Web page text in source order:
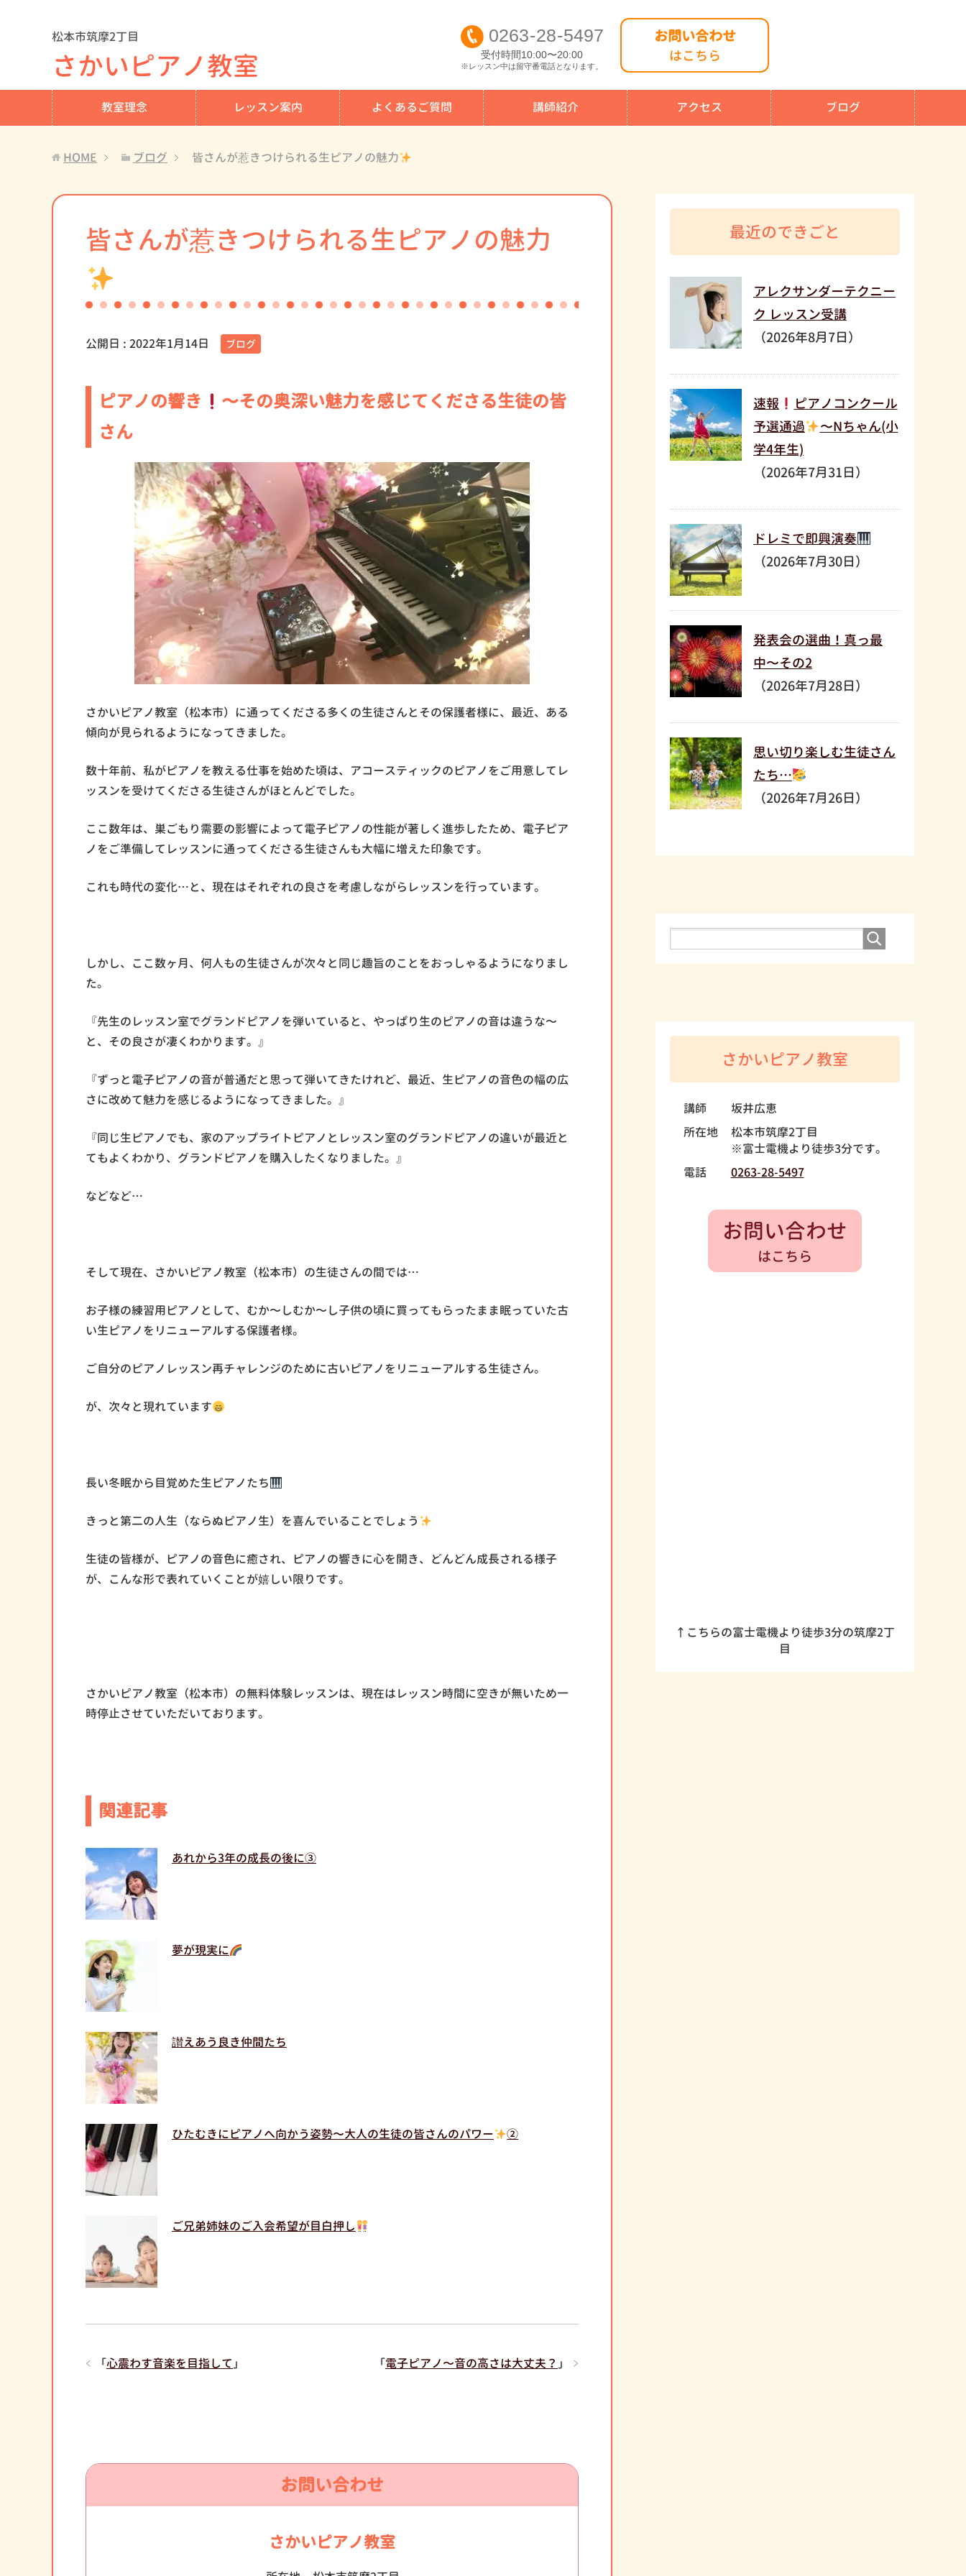
松本市筑摩2丁目
さかいピアノ教室
0263-28-5497
受付時間10:00〜20:00
※レッスン中は留守番電話となります。
お問い合わせ
はこちら
教室理念 レッスン案内 よくあるご質問 講師紹介 アクセス ブログ
HOME ブログ 皆さんが惹きつけられる生ピアノの魅力
皆さんが惹きつけられる生ピアノの魅力
公開日 : 2022年1月14日 ブログ
ピアノの響き
〜その奥深い魅力を感じてくださる生徒の皆
さん
さかいピアノ教室（松本市）に通ってくださる多くの生徒さんとその保護者様に、最近、ある
傾向が見られるようになってきました。
数十年前、私がピアノを教える仕事を始めた頃は、アコースティックのピアノをご用意してレ
ッスンを受けてくださる生徒さんがほとんどでした。
ここ数年は、巣ごもり需要の影響によって電子ピアノの性能が著しく進歩したため、電子ピア
ノをご準備してレッスンに通ってくださる生徒さんも大幅に増えた印象です。
これも時代の変化…と、現在はそれぞれの良さを考慮しながらレッスンを行っています。
しかし、ここ数ヶ月、何人もの生徒さんが次々と同じ趣旨のことをおっしゃるようになりまし
た。
『先生のレッスン室でグランドピアノを弾いていると、やっぱり生のピアノの音は違うな〜
と、その良さが凄くわかります。』
『ずっと電子ピアノの音が普通だと思って弾いてきたけれど、最近、生ピアノの音色の幅の広
さに改めて魅力を感じるようになってきました。』
『同じ生ピアノでも、家のアップライトピアノとレッスン室のグランドピアノの違いが最近と
てもよくわかり、グランドピアノを購入したくなりました。』
などなど…
そして現在、さかいピアノ教室（松本市）の生徒さんの間では…
お子様の練習用ピアノとして、むか〜しむか〜し子供の頃に買ってもらったまま眠っていた古
い生ピアノをリニューアルする保護者様。
ご自分のピアノレッスン再チャレンジのために古いピアノをリニューアルする生徒さん。
が、次々と現れています
長い冬眠から目覚めた生ピアノたち
きっと第二の人生（ならぬピアノ生）を喜んでいることでしょう
生徒の皆様が、ピアノの音色に癒され、ピアノの響きに心を開き、どんどん成長される様子
が、こんな形で表れていくことが嬉しい限りです。
さかいピアノ教室（松本市）の無料体験レッスンは、現在はレッスン時間に空きが無いため一
時停止させていただいております。
関連記事
あれから3年の成長の後に③
夢が現実に
讃えあう良き仲間たち
ひたむきにピアノへ向かう姿勢〜大人の生徒の皆さんのパワー ②
ご兄弟姉妹のご入会希望が目白押し
「電子ピアノ〜音の高さは大丈夫？ 」
「心震わす音楽を目指して 」
お問い合わせ
さかいピアノ教室
最近のできごと
アレクサンダーテクニー
ク レッスン受講
（2026年8月7日）
速報
ピアノコンクール
予選通過
〜Nちゃん(小
学4年生)
（2026年7月31日）
ドレミで即興演奏
（2026年7月30日）
発表会の選曲！真っ最
中〜その2
（2026年7月28日）
思い切り楽しむ生徒さん
たち…
（2026年7月26日）
さかいピアノ教室
講師
坂井広恵
所在地
松本市筑摩2丁目
※富士電機より徒歩3分です。
電話
0263-28-5497
お問い合わせ
はこちら
↑こちらの富士電機より徒歩3分の筑摩2丁
目